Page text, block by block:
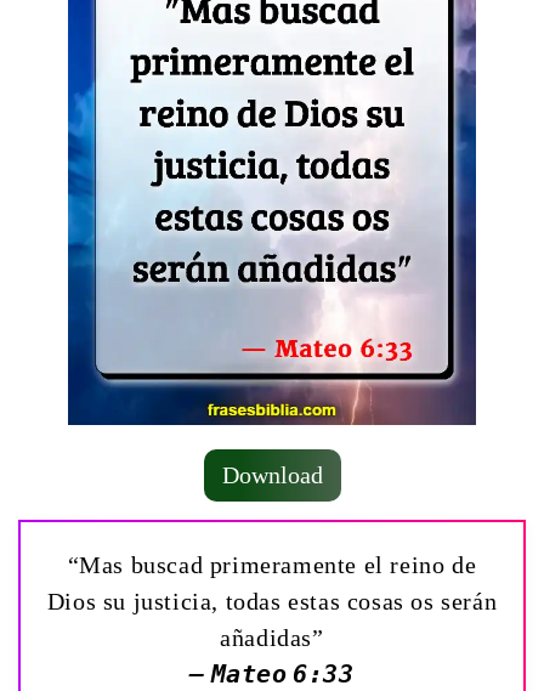
Download
“Mas buscad primeramente el reino de
Dios su justicia, todas estas cosas os serán
añadidas”
— Mateo 6:33